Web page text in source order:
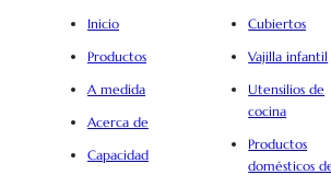
Inicio
Productos
A medida
Acerca de
Capacidad
Cubiertos
Vajilla infantil
Utensilios de
cocina
Productos
domésticos